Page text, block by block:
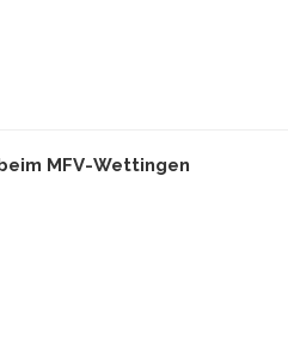
MFV-Wettingen